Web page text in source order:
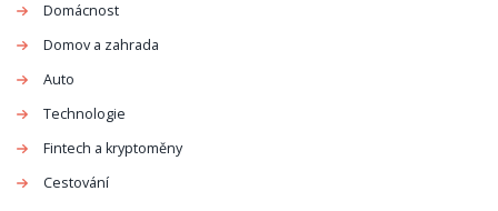
Domácnost
Domov a zahrada
Auto
Technologie
Fintech a kryptoměny
Cestování